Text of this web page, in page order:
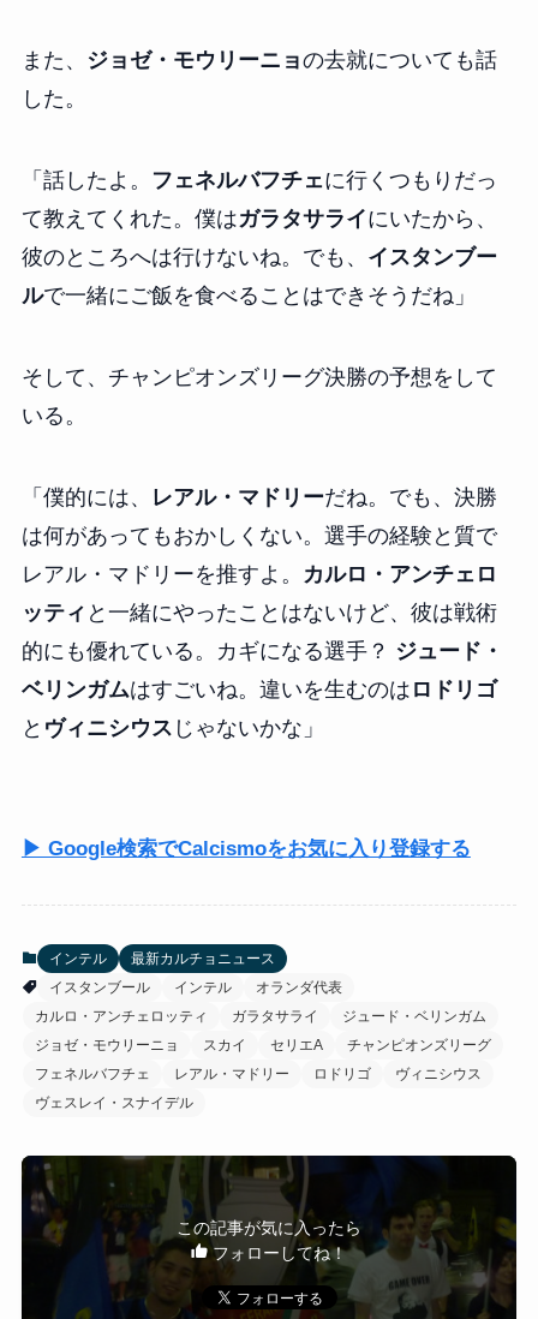
また、 ジョゼ・モウリーニョの去就についても話
した。
「話したよ。 フェネルバフチェに行くつもりだっ
て教えてくれた。僕はガラタサライにいたから、
彼のところへは行けないね。でも、 イスタンブー
ルで一緒にご飯を食べることはできそうだね」
そして、チャンピオンズリーグ決勝の予想をして
いる。
「僕的には、 レアル・マドリーだね。でも、決勝
は何があってもおかしくない。選手の経験と質で
レアル・マドリーを推すよ。
カルロ・アンチェロ
ッティ と一緒にやったことはないけど、彼は戦術
的にも優れている。カギになる選手？ ジュード・
ベリンガムはすごいね。違いを生むのは ロドリゴ
と ヴィニシウス じゃないかな」
▶ Google検索でCalcismoをお気に入り登録する
インテル
最新カルチョニュース
イスタンブール
インテル
オランダ代表
カルロ・アンチェロッティ
ガラタサライ
ジュード・ベリンガム
ジョゼ・モウリーニョ
スカイ セリエA
チャンピオンズリーグ
フェネルバフチェ
レアル・マドリー ロドリゴ
ヴィニシウス
ヴェスレイ・スナイデル
この記事が気に入ったら
フォローしてね！